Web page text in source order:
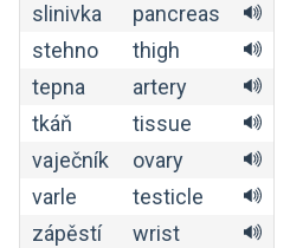
slinivka
pancreas
stehno
thigh
tepna
artery
tkáň
tissue
vaječník
ovary
varle
testicle
zápěstí
wrist